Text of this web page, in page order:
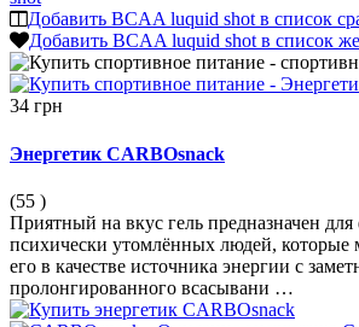
Добавить BCAA luquid shot в список
Добавить BCAA luquid shot в список
34 грн
Энергетик CARBOsnack
(55 )
Приятный на вкус гель предназначен
психически утомлённых людей, которые
его в качестве источника энергии с
пролонгированного всасывани …